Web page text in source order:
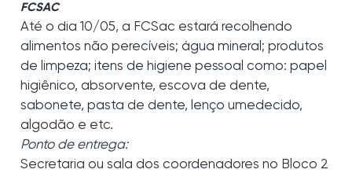
FCSAC
Até o dia 10/05, a FCSac estará recolhendo
alimentos não perecíveis; água mineral; produtos
de limpeza; itens de higiene pessoal como: papel
higiênico, absorvente, escova de dente,
sabonete, pasta de dente, lenço umedecido,
algodão e etc.
Ponto de entrega:
Secretaria ou sala dos coordenadores no Bloco 2